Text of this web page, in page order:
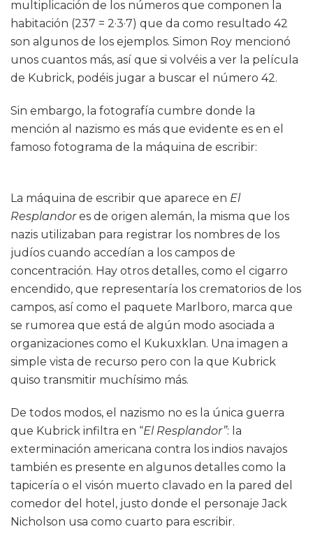
multiplicación de los números que componen la
habitación (237 = 2·3·7) que da como resultado 42
son algunos de los ejemplos. Simon Roy mencionó
unos cuantos más, así que si volvéis a ver la película
de Kubrick, podéis jugar a buscar el número 42.
Sin embargo, la fotografía cumbre donde la
mención al nazismo es más que evidente es en el
famoso fotograma de la máquina de escribir:
La máquina de escribir que aparece en El
Resplandores de origen alemán, la misma que los
nazis utilizaban para registrar los nombres de los
judíos cuando accedían a los campos de
concentración. Hay otros detalles, como el cigarro
encendido, que representaría los crematorios de los
campos, así como el paquete Marlboro, marca que
se rumorea que está de algún modo asociada a
organizaciones como el Kukuxklan. Una imagen a
simple vista de recurso pero con la que Kubrick
quiso transmitir muchísimo más.
De todos modos, el nazismo no es la única guerra
que Kubrick infiltra en “El Resplandor”: la
exterminación americana contra los indios navajos
también es presente en algunos detalles como la
tapicería o el visón muerto clavado en la pared del
comedor del hotel, justo donde el personaje Jack
Nicholson usa como cuarto para escribir.